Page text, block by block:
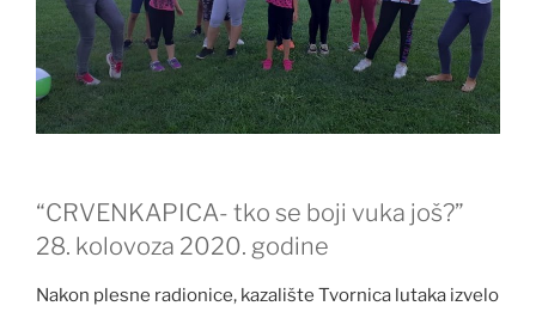
“CRVENKAPICA- tko se boji vuka još?”
28. kolovoza 2020. godine
Nakon plesne radionice, kazalište Tvornica lutaka izvelo